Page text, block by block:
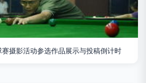
摄影活动参选作品展示与投稿倒计时